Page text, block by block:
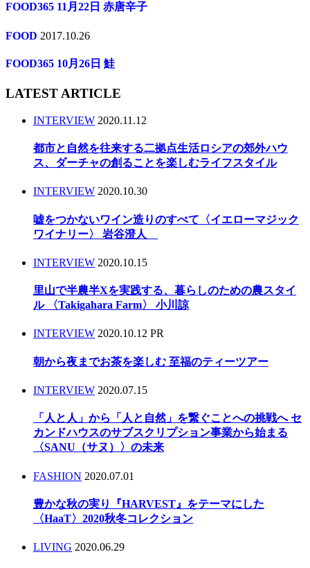
FOOD365 11月22日 赤唐辛子
FOOD 2017.10.26
FOOD365 10月26日 鮭
LATEST ARTICLE
INTERVIEW 2020.11.12
都市と自然を往来する二拠点生活ロシアの郊外ハウ
ス、ダーチャの創ることを楽しむライフスタイル
INTERVIEW 2020.10.30
嘘をつかないワイン造りのすべて〈イエローマジック
ワイナリー〉 岩谷澄人
INTERVIEW 2020.10.15
里山で半農半Xを実践する、暮らしのための農スタイ
ル 〈Takigahara Farm〉 小川諒
INTERVIEW 2020.10.12 PR
朝から夜までお茶を楽しむ 至福のティーツアー
INTERVIEW 2020.07.15
「人と人」から「人と自然」を繋ぐことへの挑戦へ セ
カンドハウスのサブスクリプション事業から始まる
〈SANU（サヌ）〉の未来
FASHION 2020.07.01
豊かな秋の実り『HARVEST』をテーマにした
〈HaaT〉2020秋冬コレクション
LIVING 2020.06.29